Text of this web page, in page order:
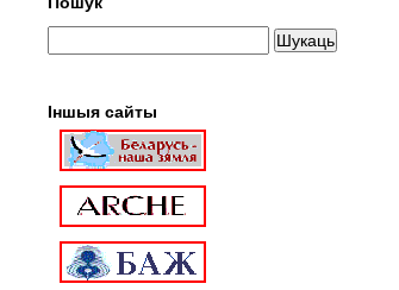
Іншыя сайты